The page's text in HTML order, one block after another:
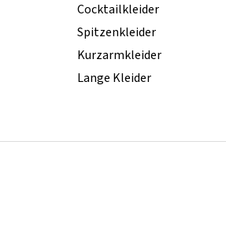
Cocktailkleider
Spitzenkleider
Kurzarmkleider
Lange Kleider